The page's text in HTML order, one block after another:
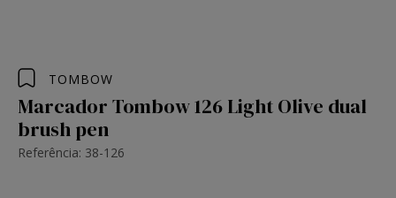
TOMBOW
Marcador Tombow 126 Light Olive dual
brush pen
Referência: 38-126